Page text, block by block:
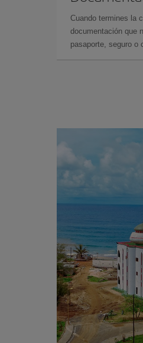
Cuando termines la
documentación que
pasaporte, seguro o